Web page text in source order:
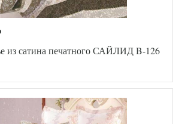
B-из сатина печатного САЙЛИД B-126